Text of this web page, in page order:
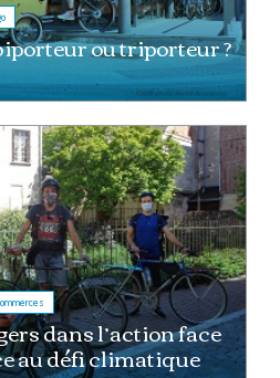
ou triporteur ?
dans l’action face
au défi climatique